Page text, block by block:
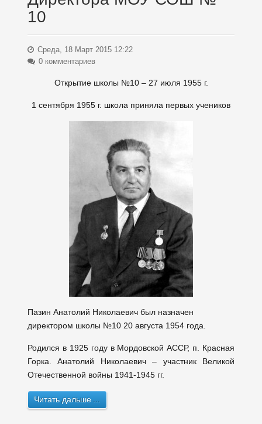
10
Среда, 18 Март 2015 12:22
0 комментариев
Открытие школы №10 – 27 июля 1955 г.
1 сентября 1955 г. школа приняла первых учеников
Пазин Анатолий Николаевич был назначен
директором школы №10 20 августа 1954 года.
Родился в 1925 году в Мордовской АССР, п. Красная
Горка. Анатолий Николаевич – участник Великой
Отечественной войны 1941-1945 гг.
Читать дальше ...